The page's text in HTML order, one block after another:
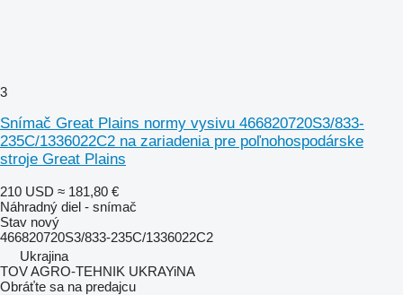
3
Snímač Great Plains normy vysivu 466820720S3/833-
235C/1336022C2 na zariadenia pre poľnohospodárske
stroje Great Plains
210 USD ≈ 181,80 €
Náhradný diel - snímač
Stav nový
466820720S3/833-235C/1336022C2
Ukrajina
TOV AGRO-TEHNIK UKRAYiNA
Obráťte sa na predajcu